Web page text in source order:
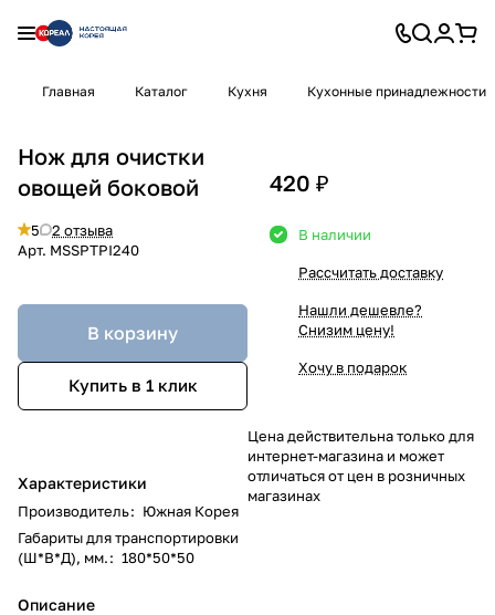
Главная Каталог Кухня Кухонные принадлежности
Нож для очистки
овощей боковой
5
2 отзыва
Арт. MSSPTPI240
В корзину
Купить в 1 клик
Характеристики
Производитель: Южная Корея
Габариты для транспортировки
(Ш*В*Д), мм.: 180*50*50
Описание
420 ₽
В наличии
Рассчитать доставку
Нашли дешевле?
Снизим цену!
Хочу в подарок
Цена действительна только для
интернет-магазина и может
отличаться от цен в розничных
магазинах